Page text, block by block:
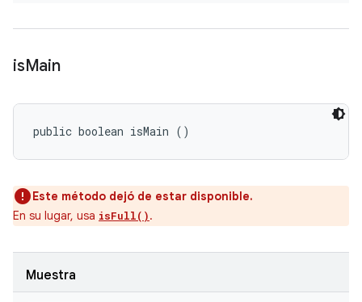
isMain
public boolean isMain ()
Este método dejó de estar disponible.
En su lugar, usa isFull().
Muestra